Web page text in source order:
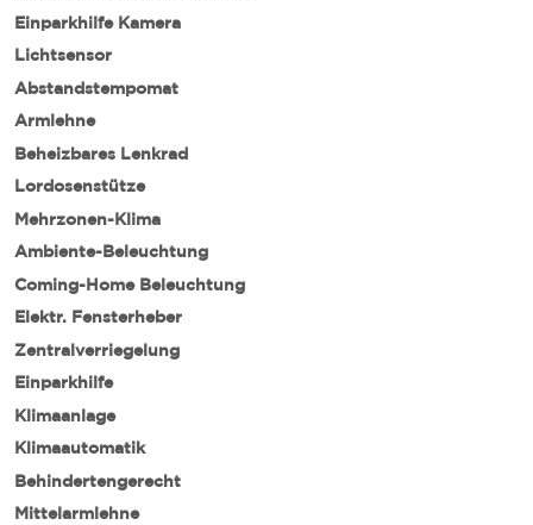
Einparkhilfe Kamera
Lichtsensor
Abstandstempomat
Armlehne
Beheizbares Lenkrad
Lordosenstütze
Mehrzonen-Klima
Ambiente-Beleuchtung
Coming-Home Beleuchtung
Elektr. Fensterheber
Zentralverriegelung
Einparkhilfe
Klimaanlage
Klimaautomatik
Behindertengerecht
Mittelarmlehne